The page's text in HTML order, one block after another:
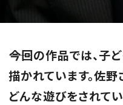
――今回の作品では、
描かれています。佐
どんな遊びをされて